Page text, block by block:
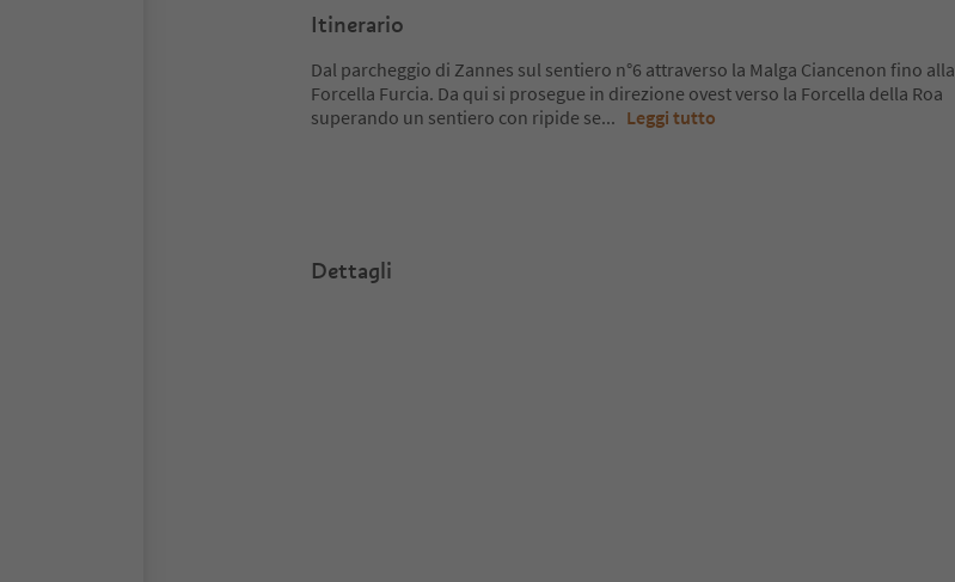
Itinerario
Dal parcheggio di Zannes sul sentiero n°6 attraverso la Malga Ciancenon fino alla
Forcella Furcia. Da qui si prosegue in direzione ovest verso la Forcella della Roa
superando un sentiero con ripide se... Leggi tutto
Dettagli